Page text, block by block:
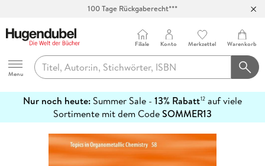
Hugendubel
Menu
Filiale Konto Merkzettel Warenkorb
Nur noch heute: Summer Sale - 13% Rabatt12 auf viele
Sortimente mit dem CodeSOMMER13
erfahren